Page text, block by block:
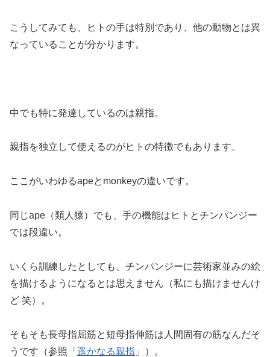
こうしてみても、ヒトの手は特別であり、他の動物とは異
なっていることが分かります。
中でも特に発達しているのは親指。
親指を独立して使えるのがヒトの特徴でもあります。
ここがいわゆるapeとmonkeyの違いです。
同じape（類人猿）でも、手の機能はヒトとチンパンジー
では段違い。
いくら訓練したとしても、チンパンジーに芸術家並みの絵
を描けるようになるとは思えません（私にも描けませんけ
ど 笑）。
そもそも長母指屈筋と短母指伸筋は人間固有の筋なんだそ
うです（参照「 遥かなる親指 」）。